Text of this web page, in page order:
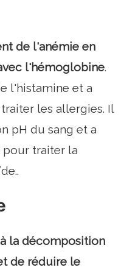
de l'anémie en
l'hémoglobine.
l'histamine et a
les allergies. Il
pH du sang et a
traiter la
la décomposition
de réduire le